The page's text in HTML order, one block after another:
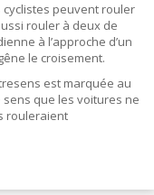
peuvent rouler
rouler à deux de
à l’approche d’un
le croisement.
est marquée au
sens que les voitures ne
rouleraient